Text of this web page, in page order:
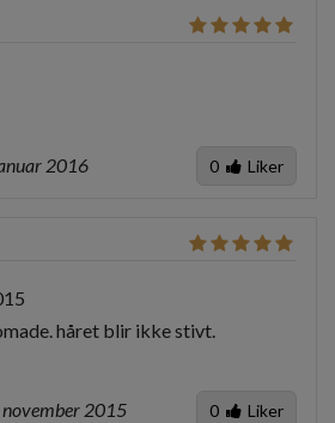
2016 0 Liker
håret blir ikke stivt.
november 2015 0 Liker